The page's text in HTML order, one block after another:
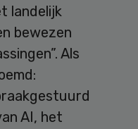
landelijk
bewezen
Als
AI, het